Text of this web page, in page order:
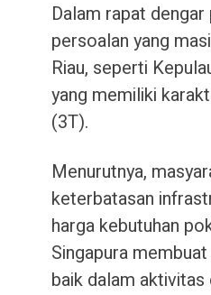
Dalam rapat
persoalan yang
Riau, seperti
yang memiliki
(3T).
Menurutnya,
keterbatasan
harga kebutuhan
Singapura
baik dalam